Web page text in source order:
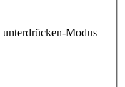
Modus